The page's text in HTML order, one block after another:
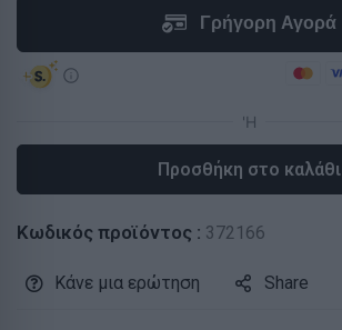
Προσθήκη στο καλάθι
Κωδικός προϊόντος : 372166
Κάνε μια ερώτηση Share